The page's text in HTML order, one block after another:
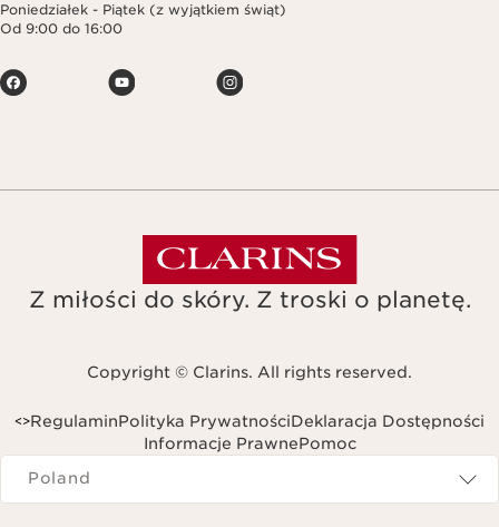
Poniedziałek - Piątek (z wyjątkiem świąt)
Od 9:00 do 16:00
Z miłości do skóry. Z troski o planetę.
Copyright © Clarins. All rights reserved.
RegulaminPolityka PrywatnościDeklaracja Dostępności
<
Informacje Prawne
>
Pomoc
Navigates to
Poland